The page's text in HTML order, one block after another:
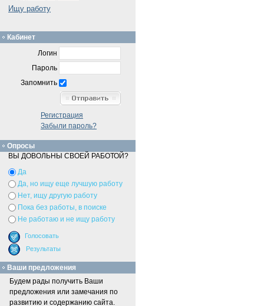
Ищу работу
Кабинет
Логин
Пароль
Запомнить
Регистрация
Забыли пароль?
Опросы
ВЫ ДОВОЛЬНЫ СВОЕЙ РАБОТОЙ?
Да
Да, но ищу еще лучшую работу
Нет, ищу другую работу
Пока без работы, в поиске
Не работаю и не ищу работу
Ваши предложения
Будем рады получить Ваши
предложения или замечания по
развитию и содержанию сайта.